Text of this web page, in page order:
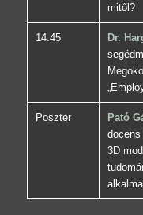
mitől?
14.45 Dr.
Poszter Pató
docens
3D